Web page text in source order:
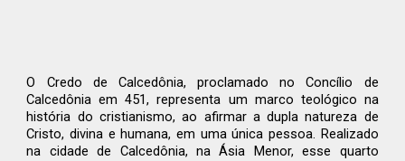
O Credo de Calcedônia, proclamado no Concílio de
Calcedônia em 451, representa um marco teológico na
história do cristianismo, ao afirmar a dupla natureza de
Cristo, divina e humana, em uma única pessoa. Realizado
na cidade de Calcedônia, na Ásia Menor, esse quarto